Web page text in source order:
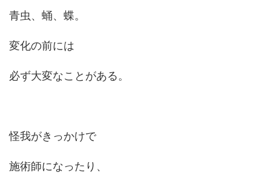
青虫、蛹、蝶。
変化の前には
必ず大変なことがある。
怪我がきっかけで
施術師になったり、